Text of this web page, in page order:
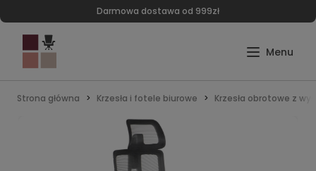
Darmowa dostawa od 999zł
Strona główna Krzesła i fotele biurowe Krzesła obrotowe z